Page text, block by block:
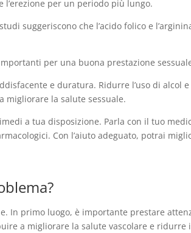
per un periodo più lungo.
suggeriscono che l’acido folico e
per una buona prestazione
e duratura. Ridurre l’uso di alcol e
migliorare la salute sessuale.
a tua disposizione. Parla con il tuo
Con l’aiuto adeguato, potrai
In primo luogo, è importante prestare
a migliorare la salute vascolare e ridurre